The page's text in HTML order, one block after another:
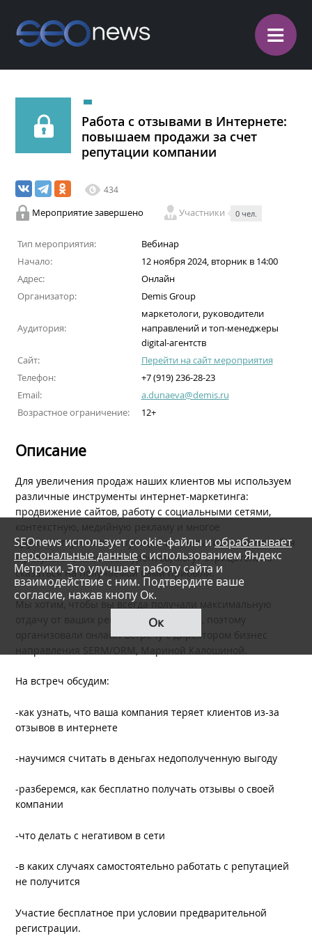
≡
Работа с отзывами в Интернете:
повышаем продажи за счет
репутации компании
434
Мероприятие завершено Участники 0 чел.
Тип мероприятия:
Вебинар
Начало:
12 ноября 2024, вторник в 14:00
Адрес:
Онлайн
Организатор:
Demis Group
Аудитория:
маркетологи, руководители
направлений и топ-менеджеры
digital-агентств
Сайт:
Перейти на сайт мероприятия
Телефон:
+7 (919) 236-28-23
Email:
a.dunaeva@demis.ru
Возрастное ограничение:
12+
Описание
Для увеличения продаж наших клиентов мы используем
различные инструменты интернет-маркетинга:
продвижение сайтов, работу с социальными сетями,
контекстную, медийную рекламу и многое
другое. Отсутствие репутации или негатив, появившийся
в результате атаки конкурентов, могут отрицательно
сказаться на получаемой вами прибыли.
Мы хотим, чтобы вы всегда получали максимальную
отдачу от ваших рекламных вложений, поэтому
организовали онлайн-встречу с директором бизнес
направления SERM/ORM, Мариной Калошиной.
На встреч обсудим:
-как узнать, что ваша компания теряет клиентов из-за
отзывов в интернете
-научимся считать в деньгах недополученную выгоду
-разберемся, как бесплатно получать отзывы о своей
компании
-что делать с негативом в сети
-в каких случаях самостоятельно работать с репутацией
не получится
Участие бесплатное при условии предварительной
регистрации.
SEOnews использует cookie-файлы иобрабатывает
персональные данныес использованием Яндекс
Метрики. Это улучшает работу сайта и
взаимодействие с ним. Подтвердите ваше
согласие, нажав кнопу Ок.
Ок